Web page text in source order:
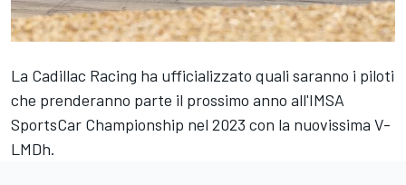
La Cadillac Racing ha ufficializzato quali saranno i piloti
che prenderanno parte il prossimo anno all'IMSA
SportsCar Championship nel 2023 con la nuovissima V-
LMDh.